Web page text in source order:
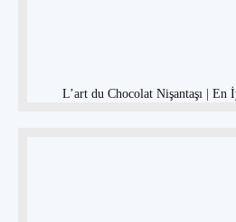
L’art du Chocolat Nişantaşı |